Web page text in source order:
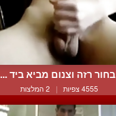
בחור רזה וצנום מביא ביד ...
4555 צפיות | 2 המלצות